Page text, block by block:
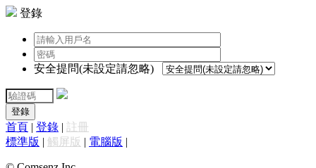
登錄
安全提問(未設定請忽略)
登錄
首頁 | 登錄 | 註冊
標準版 | 觸屏版 | 電腦版 |